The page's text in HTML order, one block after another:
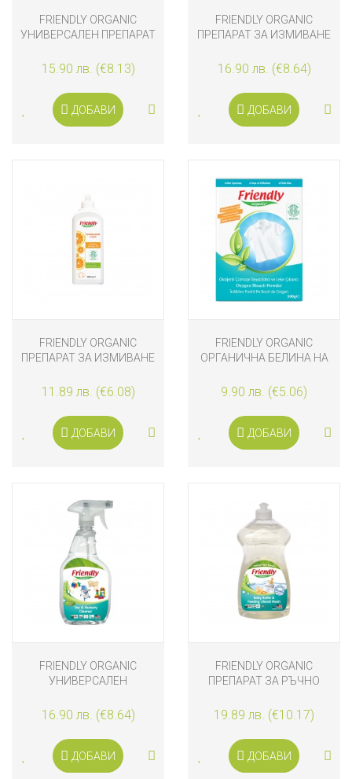
FRIENDLY ORGANIC
УНИВЕРСАЛЕН ПРЕПАРАТ
С ЦИТРОНЕЛА, 1000 ML
15.90 лв. (€8.13)
ДОБАВИ
FRIENDLY ORGANIC
ПРЕПАРАТ ЗА ИЗМИВАНЕ
ПОРТОКАЛОВО МАСЛО
1000 ML
16.90 лв. (€8.64)
ДОБАВИ
FRIENDLY ORGANIC
ПРЕПАРАТ ЗА ИЗМИВАНЕ
ПОРТОКАЛОВО МАСЛО
500 ML
11.89 лв. (€6.08)
ДОБАВИ
FRIENDLY ORGANIC
ОРГАНИЧНА БЕЛИНА НА
9.90 лв. (€5.06)
ДОБАВИ
FRIENDLY ORGANIC
УНИВЕРСАЛЕН
ЗА ИГРАЧКИ И
АКСЕСОАРИ 650 ML
16.90 лв. (€8.64)
ДОБАВИ
FRIENDLY ORGANIC
ПРЕПАРАТ ЗА РЪЧНО
ШИШЕТА И СЪДОВЕ 739
ML
19.89 лв. (€10.17)
ДОБАВИ